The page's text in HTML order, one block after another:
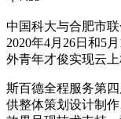
中国科大与合肥市
2020年4月26日和5
外青年才俊实现云上
斯百德全程服务第
供整体策划设计制